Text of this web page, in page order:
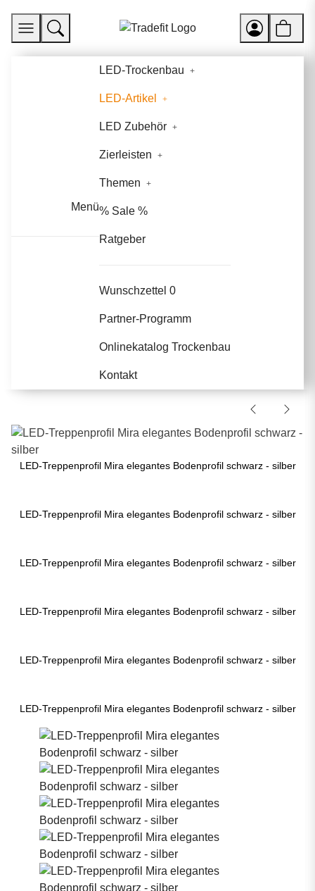
Menü
LED-Trockenbau
LED-Artikel
LED Zubehör
Zierleisten
Themen
% Sale %
Ratgeber
Wunschzettel 0
Partner-Programm
Onlinekatalog Trockenbau
Kontakt
LED-Treppenprofil Mira elegantes Bodenprofil schwarz - silber
LED-Treppenprofil Mira elegantes Bodenprofil schwarz - silber
LED-Treppenprofil Mira elegantes Bodenprofil schwarz - silber
LED-Treppenprofil Mira elegantes Bodenprofil schwarz - silber
LED-Treppenprofil Mira elegantes Bodenprofil schwarz - silber
LED-Treppenprofil Mira elegantes Bodenprofil schwarz - silber